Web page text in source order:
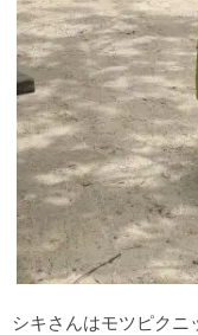
シキさんはモツピクニ